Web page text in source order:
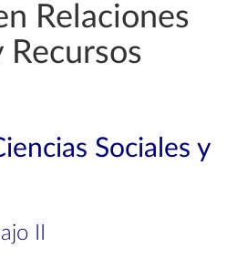
Relaciones
Recursos
Sociales y
II